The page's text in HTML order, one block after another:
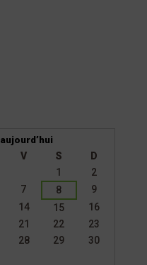
aujourd’hui
V S
D
1
2
7 8
9
14 15
16
21 22
23
28 29
30